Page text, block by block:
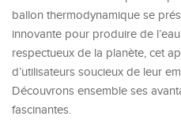
ballon thermodynamique se
innovante pour produire de
respectueux de la planète, cet
d’utilisateurs soucieux de leur
Découvrons ensemble ses
fascinantes.